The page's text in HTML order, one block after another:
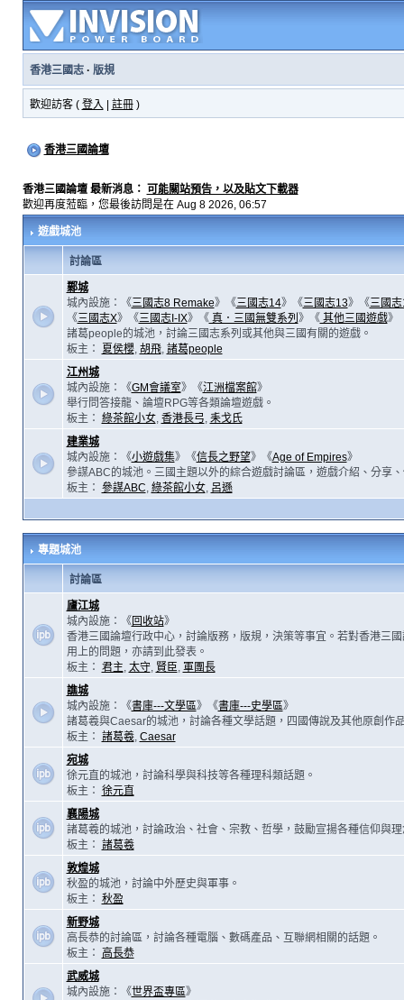
香港三國志· 版規
歡迎訪客 ( 登入 註冊)
香港三國論壇
香港三國論壇 最新消息： 可能關站預告，以及貼文下載器
歡迎再度蒞臨，您最後訪問是在 Aug 8 2026, 06:57
遊戲城池
討論區
鄴城
城內設施：《三國志8 Remake》《三國志14》《三國志13》《三國
《三國志X》《三國志I-IX》《真．三國無雙系列 》《其他三國遊戲》
諸葛people的城池，討論三國志系列或其他與三國有關的遊戲。
板主：
夏侯櫻, 胡飛, 諸葛people
江州城
城內設施：《GM會議室》《江洲檔案館》
舉行問答接龍、論壇RPG等各類論壇遊戲。
板主： 綠茶館小女, 香港長弓, 耒戈氏
建業城
城內設施：《小遊戲集》《信長之野望》《Age of Empires》
參謀ABC的城池。三國主題以外的綜合遊戲討論區，遊戲介紹、分享
板主： 參謀ABC, 綠茶館小女, 呂遜
專題城池
討論區
廬江城
城內設施：《回收站》
香港三國論壇行政中心，討論版務，版規，決策等事宜。若對香港三
用上的問題，亦請到此發表。
板主： 君主, 太守, 賢臣, 軍團長
譙城
城內設施：《書庫---文學區》《書庫---史學區》
諸葛羲與Caesar的城池，討論各種文學話題，四國傳說及其他原創作
板主： 諸葛羲, Caesar
宛城
徐元直的城池，討論科學與科技等各種理科類話題。
板主： 徐元直
襄陽城
諸葛羲的城池，討論政治、社會、宗教、哲學，鼓勵宣揚各種信仰與理
板主： 諸葛羲
敦煌城
秋盈的城池，討論中外歷史與軍事。
板主： 秋盈
新野城
高長恭的討論區，討論各種電腦、數碼產品、互聯網相關的話題。
板主：
高長恭
武威城
城內設施：《世界盃專區》